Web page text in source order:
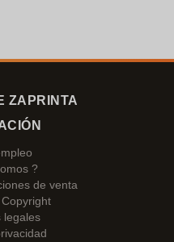
ZAPRINTA
?
de venta
legales